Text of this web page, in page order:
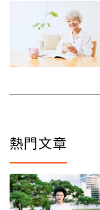
熱門文章